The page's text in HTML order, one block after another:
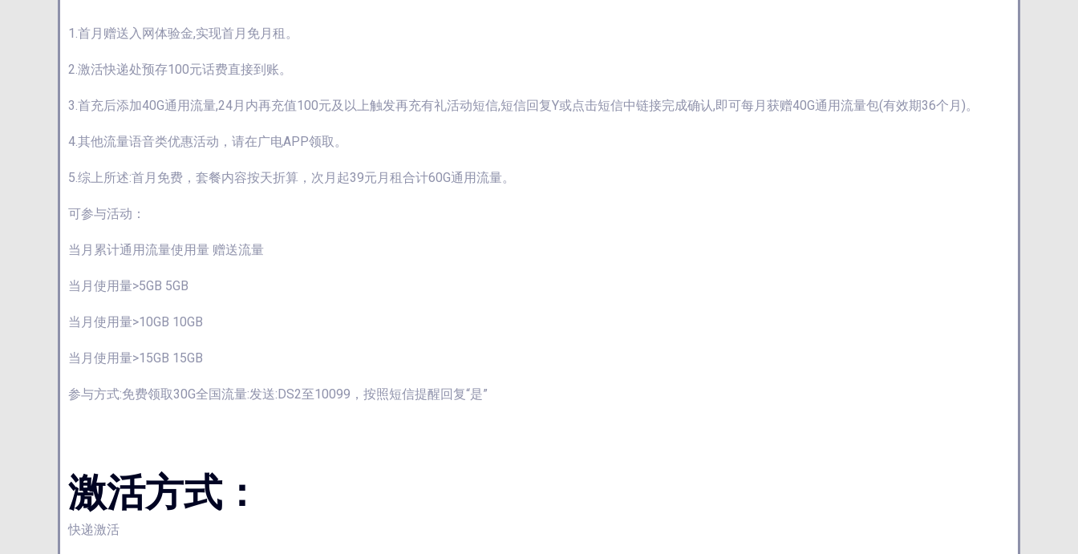
1.首月赠送入网体验金,实现首月免月租。
2.激活快递处预存100元话费直接到账。
3.首充后添加40G通用流量,24月内再充值100元及以上触发再充有礼活动短信,短信回复Y或点击短信中链接完成确认,即可每月获赠40G通用流量包(有效期36个月)。
4.其他流量语音类优惠活动，请在广电APP领取。
5.综上所述:首月免费，套餐内容按天折算，次月起39元月租合计60G通用流量。
可参与活动：
当月累计通用流量使用量 赠送流量
当月使用量>5GB 5GB
当月使用量>10GB 10GB
当月使用量>15GB 15GB
参与方式:免费领取30G全国流量:发送:DS2至10099，按照短信提醒回复“是”
激活方式：
快递激活